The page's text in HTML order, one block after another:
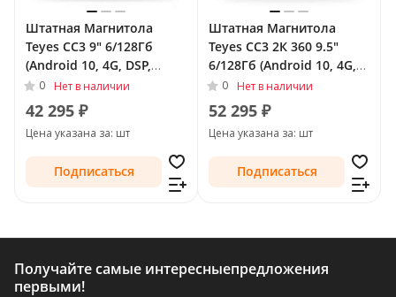
Штатная Магнитола
Teyes CC3 9" 6/128Гб
(Android 10, 4G, DSP,
QLed) для SsangYong
Actyon I (C100) 2005 - 2010
0 Нет в наличии
42 295 ₽
Цена указана за: шт
Подписаться
Штатная Магнитола
Teyes CC3 2К 360 9.5"
6/128Гб (Android 10, 4G,
DSP, QLed) - круговой
обзор для SsangYong
Actyon I (C100) 2005 - 2010
0 Нет в наличии
52 295 ₽
Цена указана за: шт
Подписаться
Получайте самые интересныепредложения
первыми!